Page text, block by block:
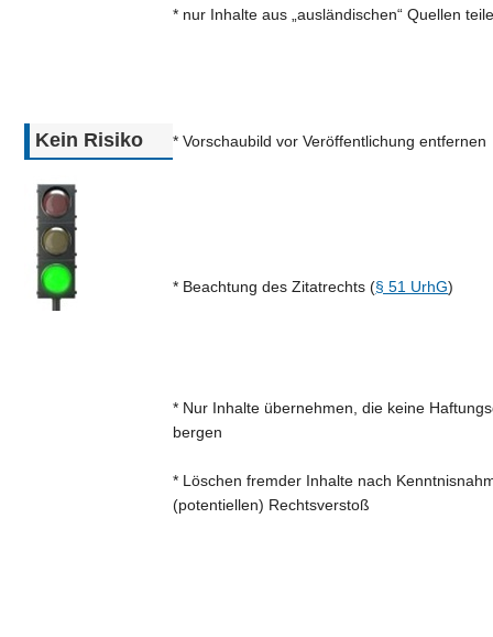
* nur Inhalte aus „ausländischen“ Quellen
Kein Risiko * Vorschaubild vor Veröffentlichung entfernen
* Beachtung des Zitatrechts (§ 51 UrhG)
* Nur Inhalte übernehmen, die keine
bergen
* Löschen fremder Inhalte nach
(potentiellen) Rechtsverstoß